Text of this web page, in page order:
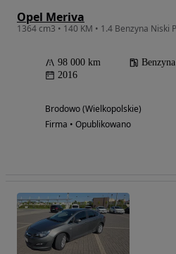
Opel Meriva
98 000 km Benzyna
2016
Brodowo (Wielkopolskie)
Firma • Opublikowano